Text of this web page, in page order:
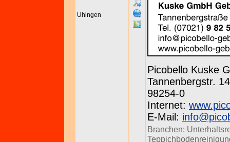
Uhingen
Picobello Kuske
Tannenbergstr.
98254-0
Internet:
E-Mail:
Branchen: